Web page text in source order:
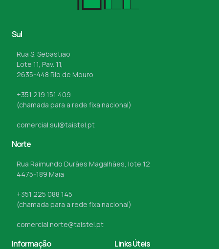
Sul
Rua S. Sebastião
Lote 11, Pav. 11,
2635-448 Rio de Mouro
+351 219 151 409
(chamada para a rede fixa nacional)
comercial.sul@taistel.pt
Norte
Rua Raimundo Durães Magalhães, lote 12
4475-189 Maia
+351 225 088 145
(chamada para a rede fixa nacional)
comercial.norte@taistel.pt
Informação Links Úteis